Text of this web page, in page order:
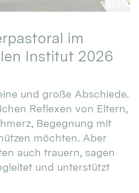
im
Institut 2026
und große Abschiede.
Reflexen von Eltern,
Begegnung mit
möchten. Aber
auch trauern, sagen
und unterstützt